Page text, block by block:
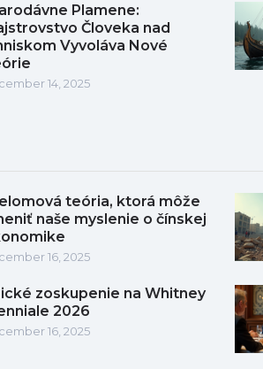
Plamene:
Človeka nad
Vyvoláva Nové
14, 2025
teória, ktorá môže
naše myslenie o čínskej
16, 2025
zoskupenie na Whitney
2026
16, 2025